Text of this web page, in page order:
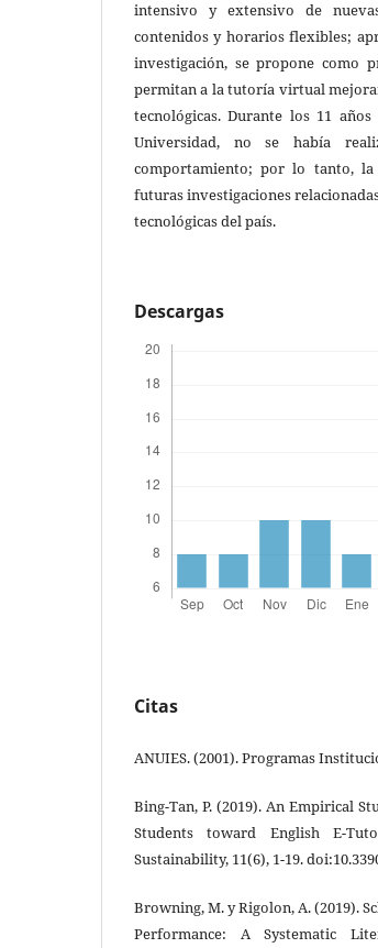
intensivo y extensivo de
contenidos y horarios flexibles;
investigación, se propone como
permitan a la tutoría virtual
tecnológicas. Durante los 11
Universidad, no se había
comportamiento; por lo tanto, la
futuras investigaciones
tecnológicas del país.
Descargas
Citas
ANUIES. (2001). Programas
Bing-Tan, P. (2019). An Empirical
Students toward English E-
Sustainability, 11(6), 1-19.
Browning, M. y Rigolon, A. (2019).
Performance: A Systematic